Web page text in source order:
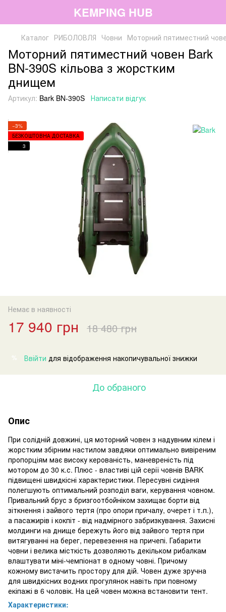
KEMPING HUB
Каталог РИБОЛОВЛЯ Човни Моторний пятиместний
Моторний пятиместний човен Bark
BN-390S кільова з жорстким
днищем
Артикул: Bark BN-390S Написати відгук
−3%
БЕЗКОШТОВНА ДОСТАВКА
3
Немає в наявності
17 940 грн 18 480 грн
% Ввійти для відображення накопичувальної знижки
До обраного
Опис
При солідній довжині, ця моторний човен з надувним кілем і
жорстким збірним настилом завдяки оптимально вивіреним
пропорціям має високу керованість, маневреність під
мотором до 30 к.с. Плюс - властиві цій серії човнів BARK
підвищені швидкісні характеристики. Пересувні сидіння
полегшують оптимальний розподіл ваги, керування човном.
Привальний брус з бризгоотбойніком захищає борти від
зіткнення і зайвого тертя (про опори причалу, очерет і т.п.),
а пасажирів і кокпіт - від надмірного забризкування. Захисні
молдинги на днище бережуть його від зайвого тертя при
витягуванні на берег, перевезення на причепі. Габарити
човни і велика місткість дозволяють декільком рибалкам
влаштувати міні-чемпіонат в одному човні. Причому
кожному вистачить простору для дій. Човен дуже зручна
для швидкісних водних прогулянок навіть при повному
екіпажі в 6 чоловік. На цей човен можна встановити тент.
Характеристики: